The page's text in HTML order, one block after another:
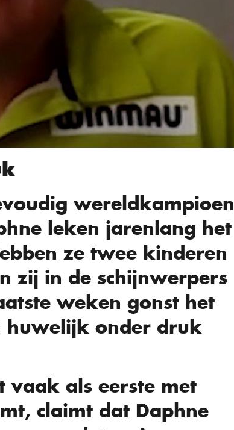
wereldkampioen
leken jarenlang het
ze twee kinderen
zij in de schijnwerpers
weken gonst het
huwelijk onder druk
vaak als eerste met
claimt dat Daphne